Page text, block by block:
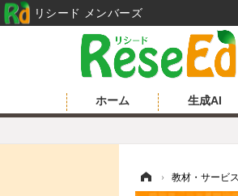
ホーム 生成AI
› 教材・サービス
リシード メンバーズ